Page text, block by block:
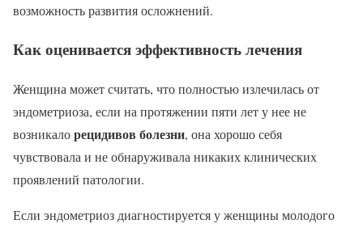
возможность развития осложнений.
Как оценивается эффективность лечения
Женщина может считать, что полностью излечилась от
эндометриоза, если на протяжении пяти лет у нее не
возникалорецидивов болезни, она хорошо себя
чувствовала и не обнаруживала никаких клинических
проявлений патологии.
Если эндометриоз диагностируется у женщины молодого